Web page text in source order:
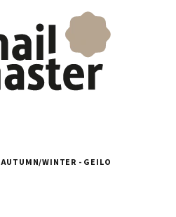
AUTUMN/WINTER - GEILO